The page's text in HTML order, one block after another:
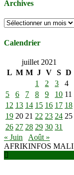
Archives
Archives
Calendrier
juillet 2021
L M M J V S D
1
2 3
4
5
6 7 8 9 10 11
12 13 14 15 16 17 18
19 20 21 22 23 24 25
26 27 28 29 30 31
« Juin
Août »
AFRIKINFOS MALI